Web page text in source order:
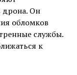
Он
обломков
службы.
к